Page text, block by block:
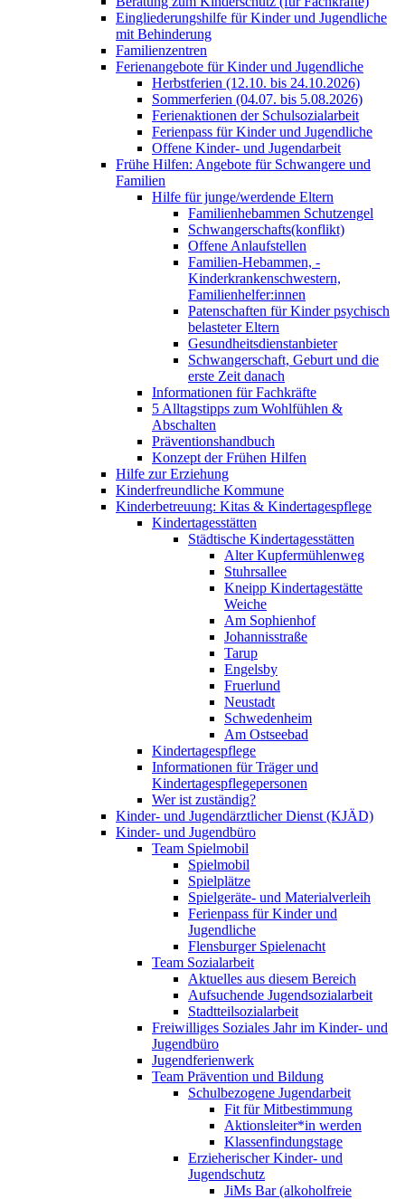
Eingliederungshilfe für Kinder und Jugendliche
mit Behinderung
Familienzentren
Ferienangebote für Kinder und Jugendliche
Herbstferien (12.10. bis 24.10.2026)
Sommerferien (04.07. bis 5.08.2026)
Ferienaktionen der Schulsozialarbeit
Ferienpass für Kinder und Jugendliche
Offene Kinder- und Jugendarbeit
Frühe Hilfen: Angebote für Schwangere und
Familien
Hilfe für junge/werdende Eltern
Familienhebammen Schutzengel
Schwangerschafts(konflikt)
Offene Anlaufstellen
Familien-Hebammen, -
Kinderkrankenschwestern,
Familienhelfer:innen
Patenschaften für Kinder psychisch
belasteter Eltern
Gesundheitsdienstanbieter
Schwangerschaft, Geburt und die
erste Zeit danach
Informationen für Fachkräfte
5 Alltagstipps zum Wohlfühlen &
Abschalten
Präventionshandbuch
Konzept der Frühen Hilfen
Hilfe zur Erziehung
Kinderfreundliche Kommune
Kinderbetreuung: Kitas & Kindertagespflege
Kindertagesstätten
Städtische Kindertagesstätten
Alter Kupfermühlenweg
Stuhrsallee
Kneipp Kindertagestätte
Weiche
Am Sophienhof
Johannisstraße
Tarup
Engelsby
Fruerlund
Neustadt
Schwedenheim
Am Ostseebad
Kindertagespflege
Informationen für Träger und
Kindertagespflegepersonen
Wer ist zuständig?
Kinder- und Jugendärztlicher Dienst (KJÄD)
Kinder- und Jugendbüro
Team Spielmobil
Spielmobil
Spielplätze
Spielgeräte- und Materialverleih
Ferienpass für Kinder und
Jugendliche
Flensburger Spielenacht
Team Sozialarbeit
Aktuelles aus diesem Bereich
Aufsuchende Jugendsozialarbeit
Stadtteilsozialarbeit
Freiwilliges Soziales Jahr im Kinder- und
Jugendbüro
Jugendferienwerk
Team Prävention und Bildung
Schulbezogene Jugendarbeit
Fit für Mitbestimmung
Aktionsleiter*in werden
Klassenfindungstage
Erzieherischer Kinder- und
Jugendschutz
JiMs Bar (alkoholfreie